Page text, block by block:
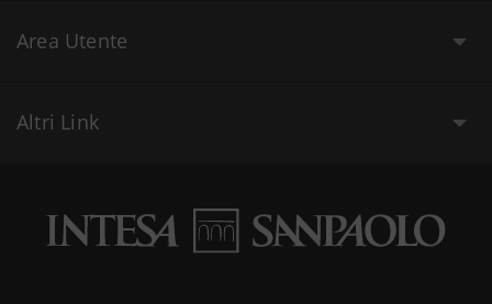
Area Utente
Altri Link